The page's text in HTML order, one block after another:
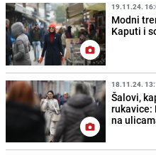
19.11.24.
Modni
Kaputi i
18.11.24.
Šalovi,
rukavice:
na